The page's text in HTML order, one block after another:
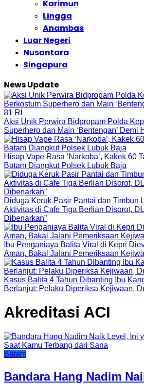
Karimun
Lingga
Anambas
Luar Negeri
Nusantara
Singapura
News Update
Aksi Unik Perwira Bidpropam Polda
Superhero dan Main ‘Bentengan’ Demi
Hisap Vape Rasa ‘Narkoba’, Kakek 60
Batam Diangkut Polsek Lubuk Baja
Diduga Keruk Pasir Pantai dan Timbun
Aktivitas di Cafe Tiga Berlian Disorot,
Dibenarkan”
Ibu Penganiaya Balita Viral di Kepri
Aman, Bakal Jalani Pemeriksaan
Kasus Balita 4 Tahun Dibanting Ibu
Berlanjut: Pelaku Diperiksa Kejiwaan,
Akreditasi ACI
Batam
Bandara Hang Nadim